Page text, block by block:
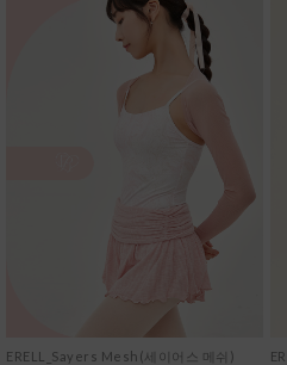
ERELL_Sayers Mesh(세이어스 메쉬)